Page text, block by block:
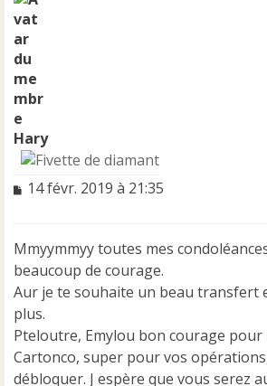
Hary
M
s
a
g
e
n
o
n
l
u
14 févr. 2019 à 21:35
Mmyymmyy toutes mes
beaucoup de courage.
Aur je te souhaite un beau transfert
plus.
Pteloutre, Emylou bon courage pour
Cartonco, super pour vos
débloquer. J espère que vous serez